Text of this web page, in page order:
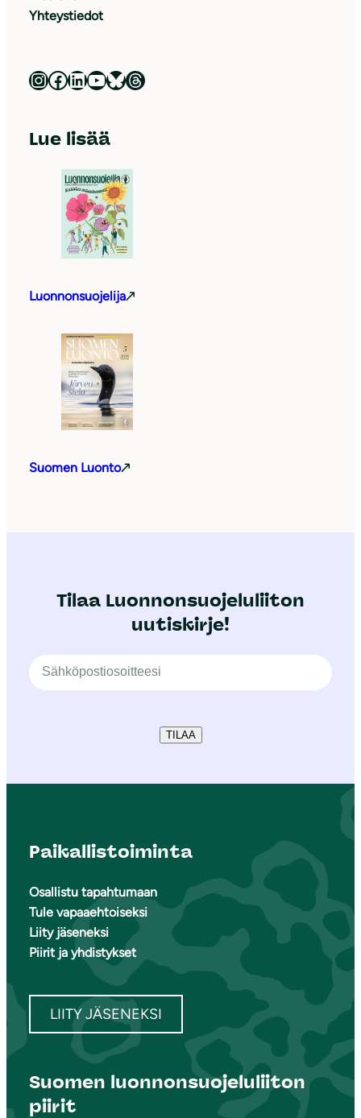
Yhteystiedot
Luonnonsuojeluliitto Instagramissa Luonnonsuojeluliitto Facebookissa Luonnonsuojeluliitto LinkedInissä Luonnonsuojeluliiton YouTube-kanava Luonnonsuojeluliitto Blueskyssa Luonnonsuojeluliitto Threadsissa
Lue lisää
Luonnonsuojelija
Suomen Luonto
Tilaa Luonnonsuojeluliiton
uutiskirje!
TILAA
Paikallistoiminta
Osallistu tapahtumaan
Tule vapaaehtoiseksi
Liity jäseneksi
Piirit ja yhdistykset
LIITY JÄSENEKSI
Suomen luonnonsuojeluliiton
piirit